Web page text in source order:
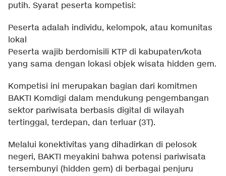
putih. Syarat peserta kompetisi:
Peserta adalah individu, kelompok, atau komunitas
lokal
Peserta wajib berdomisili KTP di kabupaten/kota
yang sama dengan lokasi objek wisata hidden gem.
Kompetisi ini merupakan bagian dari komitmen
BAKTI Komdigi dalam mendukung pengembangan
sektor pariwisata berbasis digital di wilayah
tertinggal, terdepan, dan terluar (3T).
Melalui konektivitas yang dihadirkan di pelosok
negeri, BAKTI meyakini bahwa potensi pariwisata
tersembunyi (hidden gem) di berbagai penjuru